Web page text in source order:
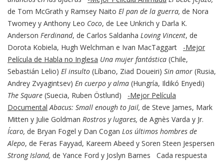
de Tom McGrath y Ramsey Naito El pan de la guerra, de Nora
Twomey y Anthony Leo Coco, de Lee Unkrich y Darla K.
Anderson Ferdinand, de Carlos Saldanha Loving Vincent, de
Dorota Kobiela, Hugh Welchman e Ivan MacTaggart -Mejor
Película de Habla no Inglesa Una mujer fantástica (Chile,
Sebastián Lelio) El insulto (Líbano, Ziad Doueiri) Sin amor (Rusia,
Andrey Zvyagintsev) En cuerpo y alma (Hungría, Ildikó Enyedi)
The Square (Suecia, Ruben Östlund) -Mejor Película
Documental Abacus: Small enough to Jail, de Steve James, Mark
Mitten y Julie Goldman Rostros y lugares, de Agnès Varda y Jr.
Ícaro, de Bryan Fogel y Dan Cogan Los últimos hombres de
Alepo, de Feras Fayyad, Kareem Abeed y Soren Steen Jespersen
Strong Island, de Yance Ford y Joslyn Barnes Cada respuesta